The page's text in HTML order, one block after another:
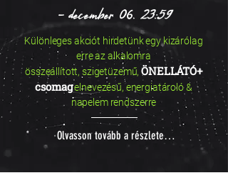
-december 06. 23:59
Különleges akciót hirdetünk egy kizárólag
erre az alkalomra
összeállított,szigetüzemű, ÖNELLÁTÓ+
csomagelnevezésű, energiatároló &
napelem rendszerre
Olvasson tovább a részletekért!